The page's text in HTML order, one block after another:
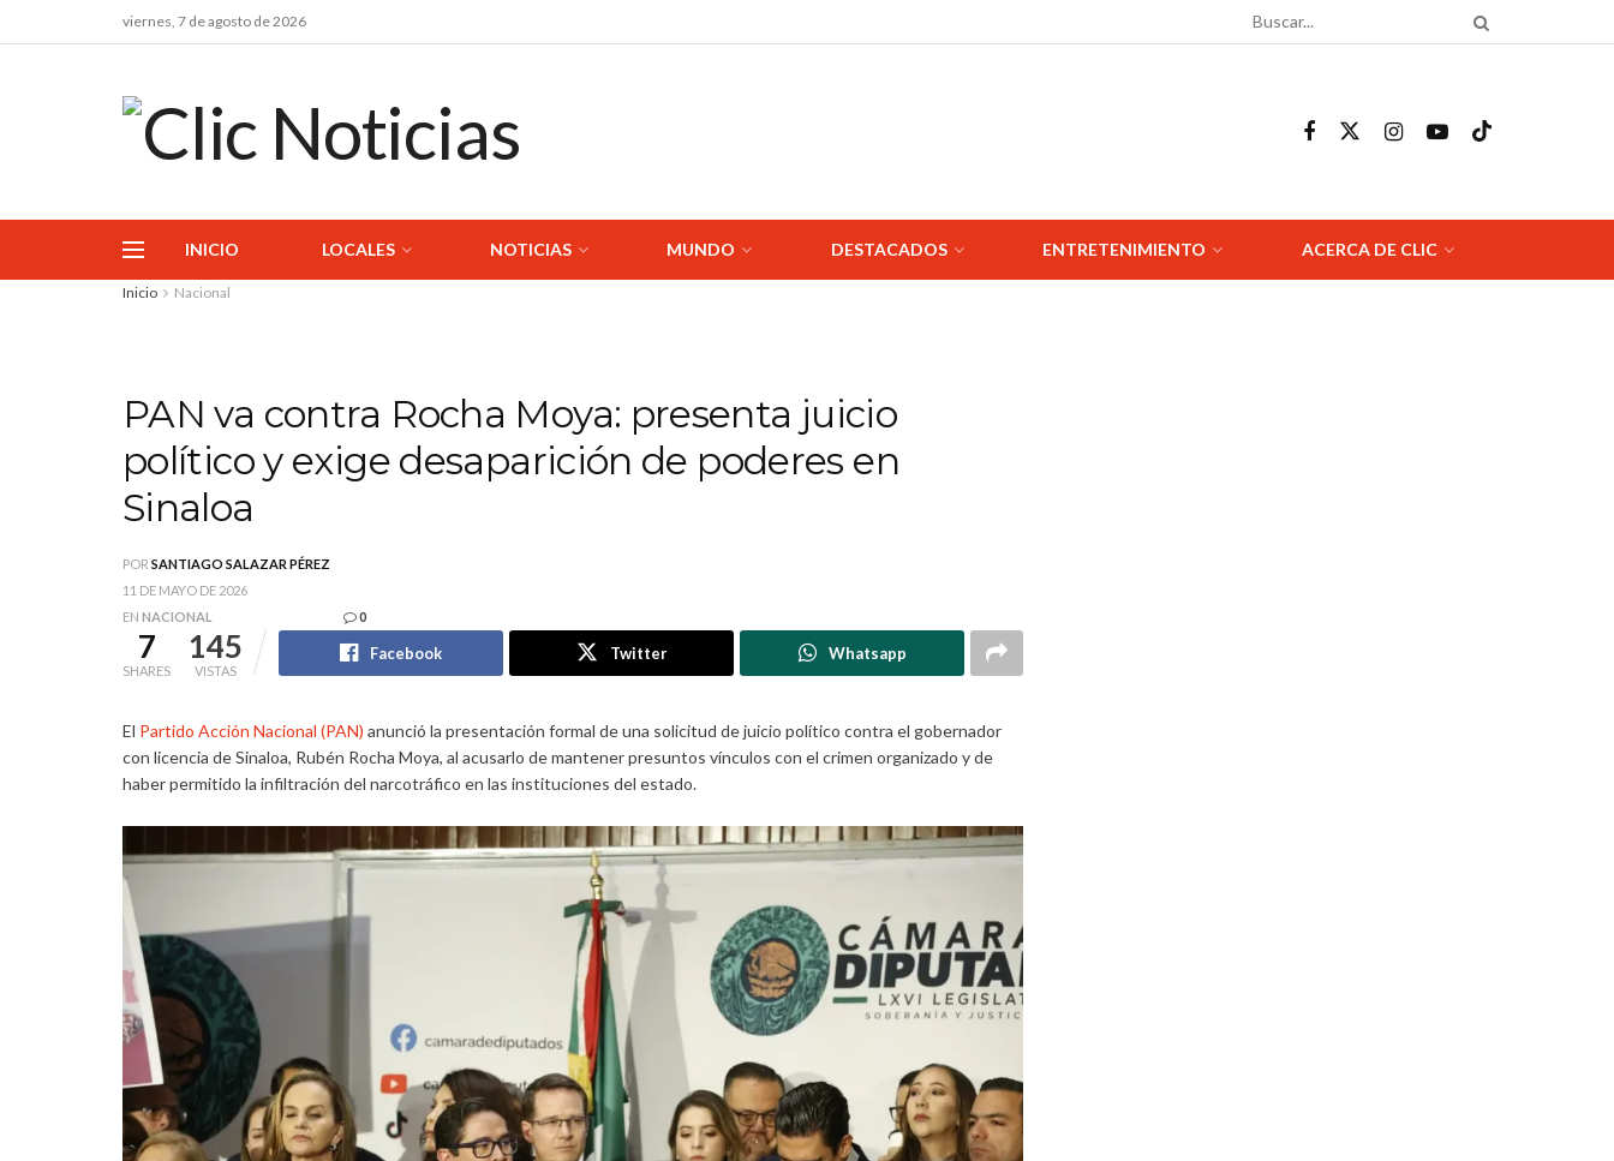
viernes, 7 de agosto de 2026
INICIO LOCALES NOTICIAS MUNDO DESTACADOS ENTRETENIMIENTO ACERCA DE CLIC
Inicio Nacional
PAN va contra Rocha Moya: presenta juicio
político y exige desaparición de poderes en
Sinaloa
POR SANTIAGO SALAZAR PÉREZ
11 DE MAYO DE 2026
EN NACIONAL 0
7
SHARES
145
VISTAS
Facebook Twitter Whatsapp
El Partido Acción Nacional (PAN) anunció la presentación formal de una solicitud de juicio político contra el gobernador
con licencia de Sinaloa, Rubén Rocha Moya, al acusarlo de mantener presuntos vínculos con el crimen organizado y de
haber permitido la infiltración del narcotráfico en las instituciones del estado.